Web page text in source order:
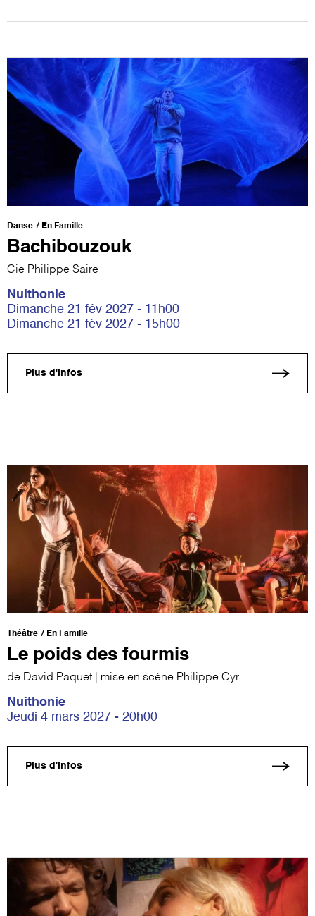
Danse En Famille
Bachibouzouk
Cie Philippe Saire
Nuithonie
Dimanche 21 fév 2027 - 11h00
Dimanche 21 fév 2027 - 15h00
Plus d'infos
Théâtre En Famille
Le poids des fourmis
de David Paquet | mise en scène Philippe Cyr
Nuithonie
Jeudi 4 mars 2027 - 20h00
Plus d'infos